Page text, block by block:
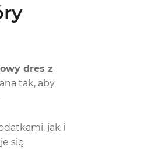
dres z
tak, aby
jak i
się